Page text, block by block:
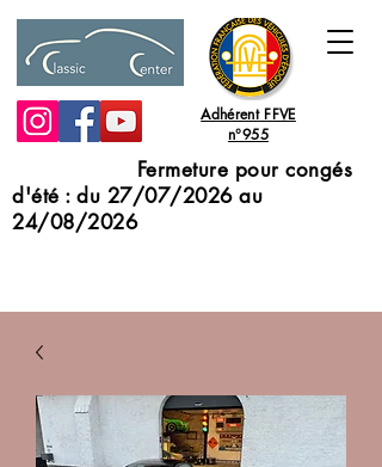
Adhérent FFVE
n°955
Fermeture pour congés
d'été : du 27/07/2026 au
24/08/2026